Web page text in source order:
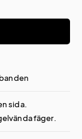
sida.
fäger.